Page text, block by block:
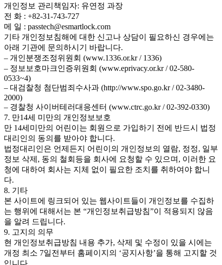
개인정보 관리책임자: 유연정 과장
전 화 : +82-31-743-727
메 일 : passtech@esmartlock.com
기타 개인정보침해에 대한 신고나 상담이 필요하신 경우에는
아래 기관에 문의하시기 바랍니다.
– 개인분쟁조정위원회 (www.1336.or.kr / 1336)
– 정보보호마크인증위원회 (www.eprivacy.or.kr / 02-580-
0533~4)
– 대검찰청 첨단범죄수사과 (http://www.spo.go.kr / 02-3480-
2000)
– 경찰청 사이버테러대응센터 (www.ctrc.go.kr / 02-392-0330)
7. 만14세 미만의 개인정보보호
만 14세미만의 어린이는 회원으로 가입하기 전에 반드시 법정
대리인의 동의를 받아야 합니다.
법정대리인은 언제든지 어린이의 개인정보의 열람, 정정, 일부
정보 삭제, 동의 철회등을 회사에 요청할 수 있으며, 이러한 요
청에 대하여 회사는 지체 없이 필요한 조치를 취하여야 합니
다.
8. 기타
본 사이트에 링크되어 있는 웹사이트들이 개인정보를 수집하
는 행위에 대해서는 본 “개인정보취급방침”이 적용되지 않음
을 알려 드립니다.
9. 고지의 의무
현 개인정보취급방침 내용 추가, 삭제 및 수정이 있을 시에는
개정 최소 7일전부터 홈페이지의 ‘공지사항’을 통해 고지할 것
입니다.